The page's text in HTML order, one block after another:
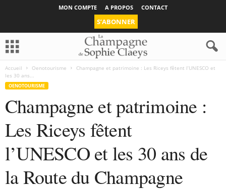
MON COMPTE A PROPOS CONTACT
S’ABONNER
Accueil Oenotourisme
Champagne et patrimoine : Les Riceys fêtent l’UNESCO et
les 30 ans...
OENOTOURISME
Champagne et patrimoine :
Les Riceys fêtent
l’UNESCO et les 30 ans de
la Route du Champagne